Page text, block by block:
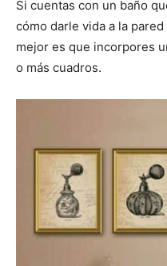
Si cuentas con un baño
cómo darle vida a la
mejor es que incorpores
o más cuadros.